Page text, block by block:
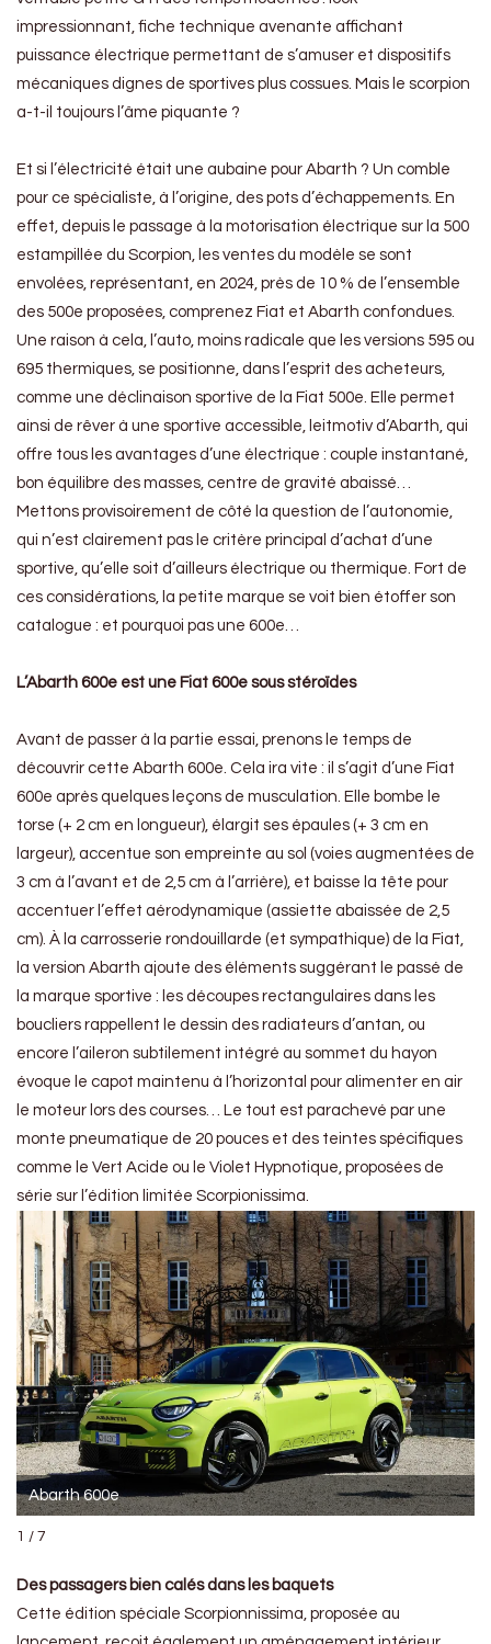
impressionnant, fiche technique avenante affichant
puissance électrique permettant de s’amuser et dispositifs
mécaniques dignes de sportives plus cossues. Mais le scorpion
a-t-il toujours l’âme piquante ?
Et si l’électricité était une aubaine pour Abarth ? Un comble
pour ce spécialiste, à l’origine, des pots d’échappements. En
effet, depuis le passage à la motorisation électrique sur la 500
estampillée du Scorpion, les ventes du modèle se sont
envolées, représentant, en 2024, près de 10 % de l’ensemble
des 500e proposées, comprenez Fiat et Abarth confondues.
Une raison à cela, l’auto, moins radicale que les versions 595 ou
695 thermiques, se positionne, dans l’esprit des acheteurs,
comme une déclinaison sportive de la Fiat 500e. Elle permet
ainsi de rêver à une sportive accessible, leitmotiv d’Abarth, qui
offre tous les avantages d’une électrique : couple instantané,
bon équilibre des masses, centre de gravité abaissé…
Mettons provisoirement de côté la question de l’autonomie,
qui n’est clairement pas le critère principal d’achat d’une
sportive, qu’elle soit d’ailleurs électrique ou thermique. Fort de
ces considérations, la petite marque se voit bien étoffer son
catalogue : et pourquoi pas une 600e…
L’Abarth 600e est une Fiat 600e sous stéroïdes
Avant de passer à la partie essai, prenons le temps de
découvrir cette Abarth 600e. Cela ira vite : il s’agit d’une Fiat
600e après quelques leçons de musculation. Elle bombe le
torse (+ 2 cm en longueur), élargit ses épaules (+ 3 cm en
largeur), accentue son empreinte au sol (voies augmentées de
3 cm à l’avant et de 2,5 cm à l’arrière), et baisse la tête pour
accentuer l’effet aérodynamique (assiette abaissée de 2,5
cm). À la carrosserie rondouillarde (et sympathique) de la Fiat,
la version Abarth ajoute des éléments suggérant le passé de
la marque sportive : les découpes rectangulaires dans les
boucliers rappellent le dessin des radiateurs d’antan, ou
encore l’aileron subtilement intégré au sommet du hayon
évoque le capot maintenu à l’horizontal pour alimenter en air
le moteur lors des courses… Le tout est parachevé par une
monte pneumatique de 20 pouces et des teintes spécifiques
comme le Vert Acide ou le Violet Hypnotique, proposées de
série sur l’édition limitée Scorpionissima.
Abarth 600e
1 / 7
Des passagers bien calés dans les baquets
Cette édition spéciale Scorpionnissima, proposée au